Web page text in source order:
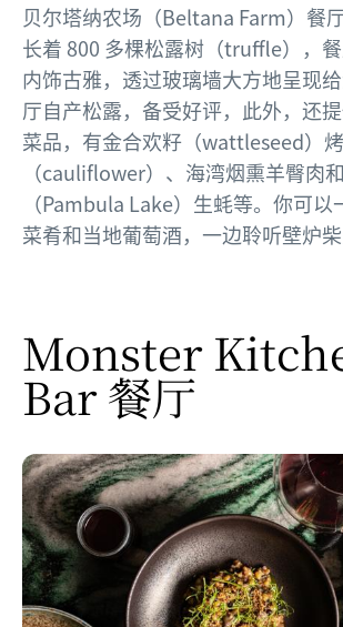
贝尔塔纳农场（Beltana Farm）餐
长着 800 多棵松露树（truffle），餐
内饰古雅，透过玻璃墙大方地呈现
厅自产松露，备受好评，此外，还
菜品，有金合欢籽（wattleseed）
（cauliflower）、海湾烟熏羊臀肉
（Pambula Lake）生蚝等。你可
菜肴和当地葡萄酒，一边聆听壁炉柴
Monster
Bar 餐厅